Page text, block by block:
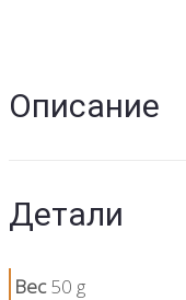
Описание
Детали
Вес 50 g